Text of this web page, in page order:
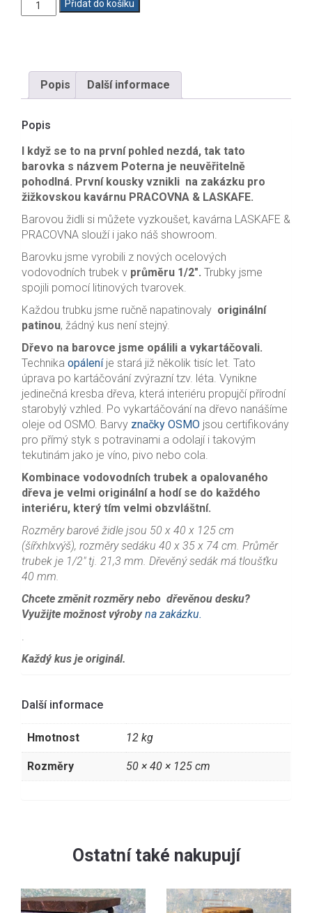
Poterna
Přidat do košíku
Popis Další informace
Popis
I když se to na první pohled nezdá, tak tato
barovka s názvem Poterna je neuvěřitelně
pohodlná. První kousky vznikli na zakázku pro
žižkovskou kavárnu PRACOVNA & LASKAFE.
Barovou židli si můžete vyzkoušet, kavárna LASKAFE &
PRACOVNA slouží i jako náš showroom.
Barovku jsme vyrobili z nových ocelových
vodovodních trubek v průměru 1/2″. Trubky jsme
spojili pomocí litinových tvarovek.
Každou trubku jsme ručně napatinovaly originální
patinou, žádný kus není stejný.
Dřevo na barovce jsme opálili a vykartáčovali.
Technika opáleníje stará již několik tisíc let. Tato
úprava po kartáčování zvýrazní tzv. léta. Vynikne
jedinečná kresba dřeva, která interiéru propujčí přírodní
starobylý vzhled. Po vykartáčování na dřevo nanášíme
oleje od OSMO. Barvy značky OSMO jsou certifikovány
pro přímý styk s potravinami a odolají i takovým
tekutinám jako je víno, pivo nebo cola.
Kombinace vodovodních trubek a opalovaného
dřeva je velmi originální a hodí se do každého
interiéru, který tím velmi obzvláštní.
Rozměry barové židle jsou 50 x 40 x 125 cm
(šířxhlxvýš), rozměry sedáku 40 x 35 x 74 cm. Průměr
trubek je 1/2″ tj. 21,3 mm. Dřevěný sedák má tloušťku
40 mm.
Chcete změnit rozměry nebo dřevěnou desku?
Využijte možnost výrobyna zakázku.
.
Každý kus je originál.
Další informace
Hmotnost 12 kg
Rozměry 50 × 40 × 125 cm
Ostatní také nakupují